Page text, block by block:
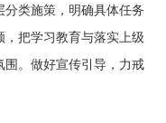
类施策，明确具体任务
把学习教育与落实上级
围。做好宣传引导，力戒